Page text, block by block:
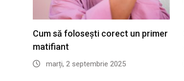
Cum să folosești corect un primer
matifiant
marți, 2 septembrie 2025